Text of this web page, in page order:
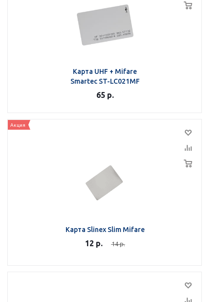
Карта UHF + Mifare
Smartec ST-LC021MF
65р.
Акция
Карта Slinex Slim Mifare
12 р. 14р.